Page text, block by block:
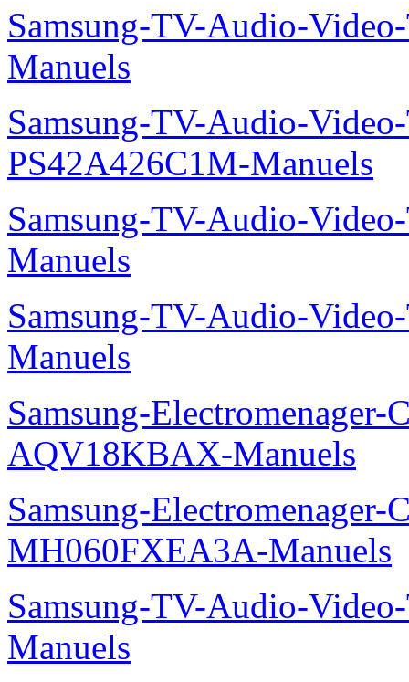
Samsung-TV-Audio-
Manuels
Samsung-TV-Audio-
PS42A426C1M-Manuels
Samsung-TV-Audio-
Manuels
Samsung-TV-Audio-
Manuels
Samsung-Electromenager-
AQV18KBAX-Manuels
Samsung-Electromenager-
MH060FXEA3A-Manuels
Samsung-TV-Audio-
Manuels